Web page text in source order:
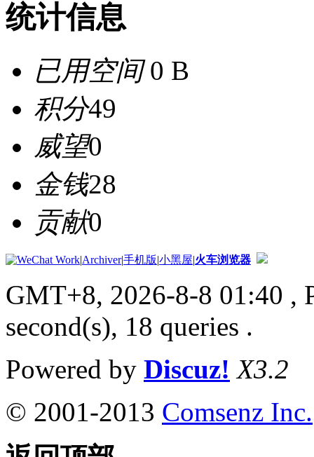
统计信息
已用空间0 B
积分49
威望0
金钱28
贡献0
|Archiver|手机版|小黑屋|火车浏览器
GMT+8, 2026-8-8 01:40 ,
second(s), 18 queries .
Powered by Discuz! X3.2
© 2001-2013 Comsenz Inc.